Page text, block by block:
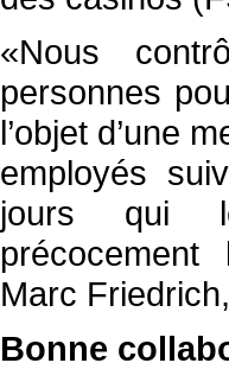
«Nous
personnes
l’objet d’une
employés
jours qui
Marc
Bonne